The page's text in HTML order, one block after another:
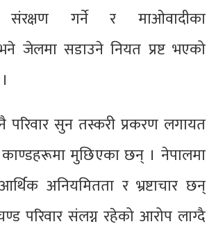
संरक्षण गर्ने र माओवादीका
जेलमा सडाउने नियत प्रष्ट भएको
परिवार सुन तस्करी प्रकरण लगायत
काण्डहरूमा मुछिएका छन् । नेपालमा
अनियमितता र भ्रष्टाचार छन्
परिवार संलग्न रहेको आरोप लाग्दै